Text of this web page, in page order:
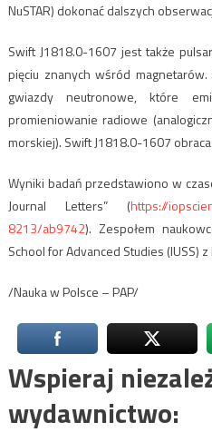
NuSTAR) dokonać dalszych
Swift J1818.0-1607 jest także
pięciu znanych wśród
gwiazdy neutronowe, które
promieniowanie radiowe
morskiej). Swift J1818.0-1607
Wyniki badań przedstawiono w
Journal Letters” (https://
8213/ab9742). Zespołem
School for Advanced Studies (IUSS) z
/Nauka w Polsce – PAP/
Wspieraj
wydawnictwo: